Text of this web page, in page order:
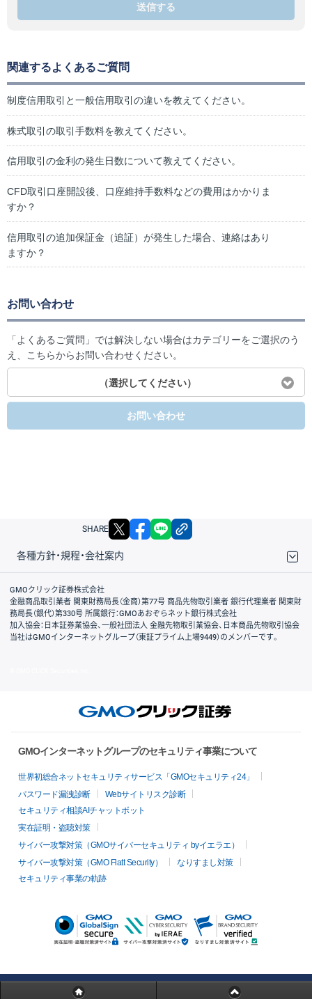
送信する
関連するよくあるご質問
制度信用取引と一般信用取引の違いを教えてください。
株式取引の取引手数料を教えてください。
信用取引の金利の発生日数について教えてください。
CFD取引口座開設後、口座維持手数料などの費用はかかりま
すか？
信用取引の追加保証金（追証）が発生した場合、連絡はあり
ますか？
お問い合わせ
「よくあるご質問」では解決しない場合はカテゴリーをご選択のう
え、こちらからお問い合わせください。
（選択してください）
お問い合わせ
SHARE X facebook
各種方針・規程・会社案内
取引規程・約款
サイトマップ
その他のご案内
個人情報保護方針
最良執行方針
サイトのご利用について
ディスクレイマー
信託保全
リスク説明
会社案内
GMOクリック証券株式会社
金融商品取引業者 関東財務局長（金商）第77号 商品先物取引業者 銀行代理業者 関東財
務局長（銀代）第330号 所属銀行：GMOあおぞらネット銀行株式会社
加入協会：日本証券業協会、一般社団法人 金融先物取引業協会、日本商品先物取引協会
当社はGMOインターネットグループ（東証プライム上場9449）のメンバーです。
GMOインターネットグループのセキュリティ事業について
世界初総合ネットセキュリティサービス「GMOセキュリティ24」
パスワード漏洩診断
Webサイトリスク診断
セキュリティ相談AIチャットボット
実在証明・盗聴対策
サイバー攻撃対策（GMOサイバーセキュリティ byイエラエ）
サイバー攻撃対策（GMO Flatt Security）
なりすまし対策
セキュリティ事業の軌跡